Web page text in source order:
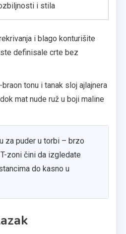
i stila
i blago konturišite
definisale crte bez
tonu i tanak sloj ajlajnera
mat nude ruž u boji maline
za puder u torbi – brzo
zoni čini da izgledate
do kasno u